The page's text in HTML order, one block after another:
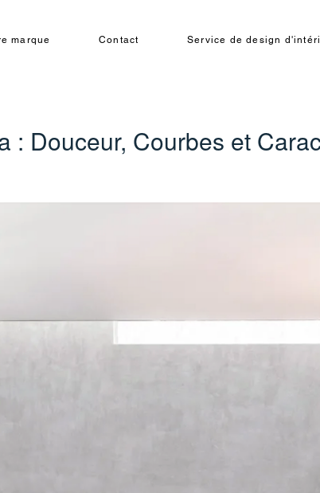
marque Contact Service de design
: Douceur, Courbes et